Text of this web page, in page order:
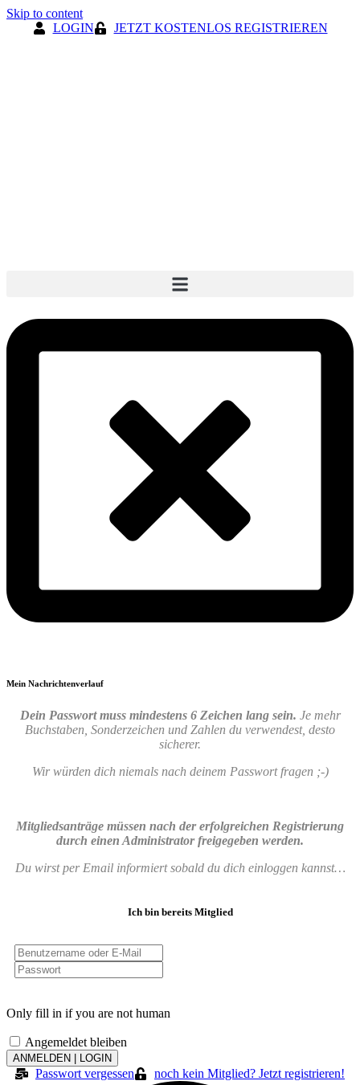
Skip to content
LOGIN
JETZT KOSTENLOS REGISTRIEREN
Mein Nachrichtenverlauf
Dein Passwort muss mindestens 6 Zeichen lang sein. Je mehr
Buchstaben, Sonderzeichen und Zahlen du verwendest, desto
sicherer.
Wir würden dich niemals nach deinem Passwort fragen ;-)
Mitgliedsanträge müssen nach der erfolgreichen Registrierung
durch einen Administrator freigegeben werden.
Du wirst per Email informiert sobald du dich einloggen kannst…
Ich bin bereits Mitglied
Only fill in if you are not human
Angemeldet bleiben
Passwort vergessen noch kein Mitglied? Jetzt registrieren!